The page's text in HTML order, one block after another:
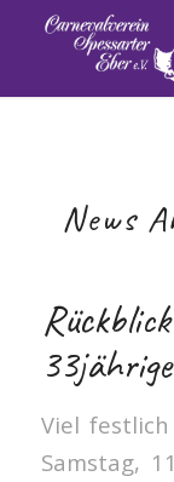
News
Viel
Samstag,